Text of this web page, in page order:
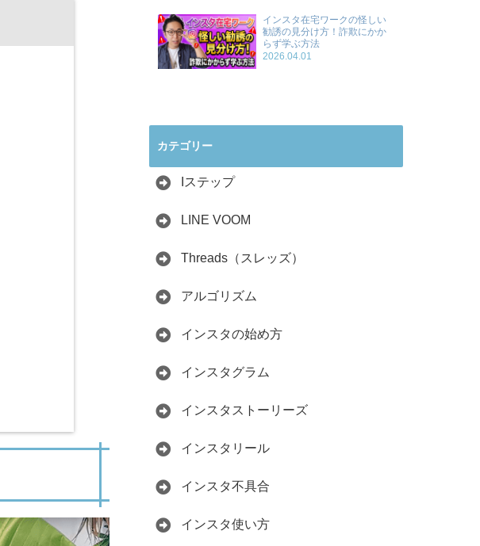
インスタ在宅ワークの怪しい
勧誘の見分け方！詐欺にかか
らず学ぶ方法
2026.04.01
カテゴリー
Iステップ
LINE VOOM
Threads（スレッズ）
アルゴリズム
インスタの始め方
インスタグラム
インスタストーリーズ
インスタリール
インスタ不具合
インスタ使い方